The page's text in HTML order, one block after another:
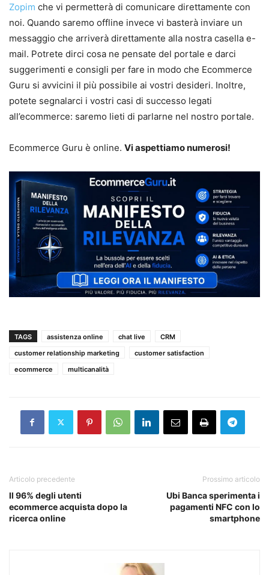
Zopim che vi permetterà di comunicare direttamente con
noi. Quando saremo offline invece vi basterà inviare un
messaggio che arriverà direttamente alla nostra casella e-
mail. Potrete dirci cosa ne pensate del portale e darci
suggerimenti e consigli per fare in modo che Ecommerce
Guru si avvicini il più possibile ai vostri desideri. Inoltre,
potete segnalarci i vostri casi di successo legati
all’ecommerce: saremo lieti di parlarne nel nostro portale.
Ecommerce Guru è online. Vi aspettiamo numerosi!
TAGS assistenza online chat live
CRM
customer relationship marketing
customer satisfaction
ecommerce
multicanalità
Articolo precedente
Il 96% degli utenti
ecommerce acquista dopo la
ricerca online
Prossimo articolo
Ubi Banca sperimenta i
pagamenti NFC con lo
smartphone